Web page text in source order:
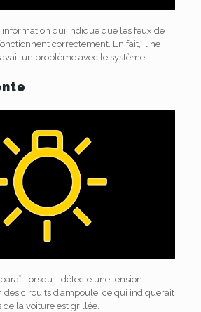
qui indique que les feux de
correctement. En fait, il ne
avait un problème avec le système.
lorsqu’il détecte une tension
des circuits d’ampoule, ce qui indiquerait
de la voiture est grillée.